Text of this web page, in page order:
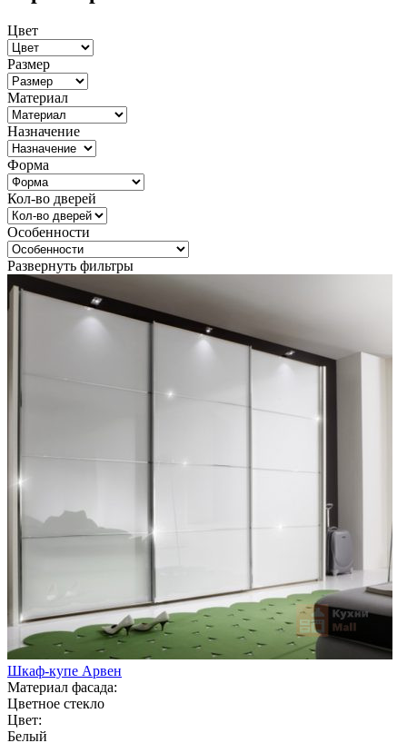
Цвет
Размер
Материал
Назначение
Форма
Кол-во дверей
Особенности
Развернуть фильтры
Шкаф-купе Арвен
Материал фасада:
Цветное стекло
Цвет:
Белый